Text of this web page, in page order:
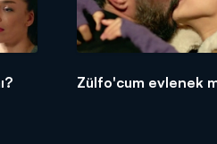
Zülfo'cum evlenek